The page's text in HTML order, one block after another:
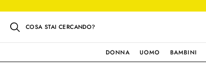
COSA STAI CERCANDO?
DONNA UOMO BAMBINI